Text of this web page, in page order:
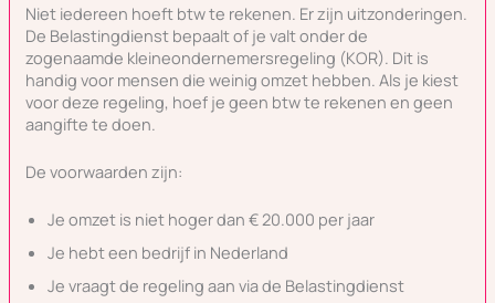
Niet iedereen hoeft btw te rekenen. Er zijn uitzonderingen.
De Belastingdienst bepaalt of je valt onder de
zogenaamde kleineondernemersregeling (KOR). Dit is
handig voor mensen die weinig omzet hebben. Als je kiest
voor deze regeling, hoef je geen btw te rekenen en geen
aangifte te doen.
De voorwaarden zijn:
Je omzet is niet hoger dan € 20.000 per jaar
Je hebt een bedrijf in Nederland
Je vraagt de regeling aan via de Belastingdienst